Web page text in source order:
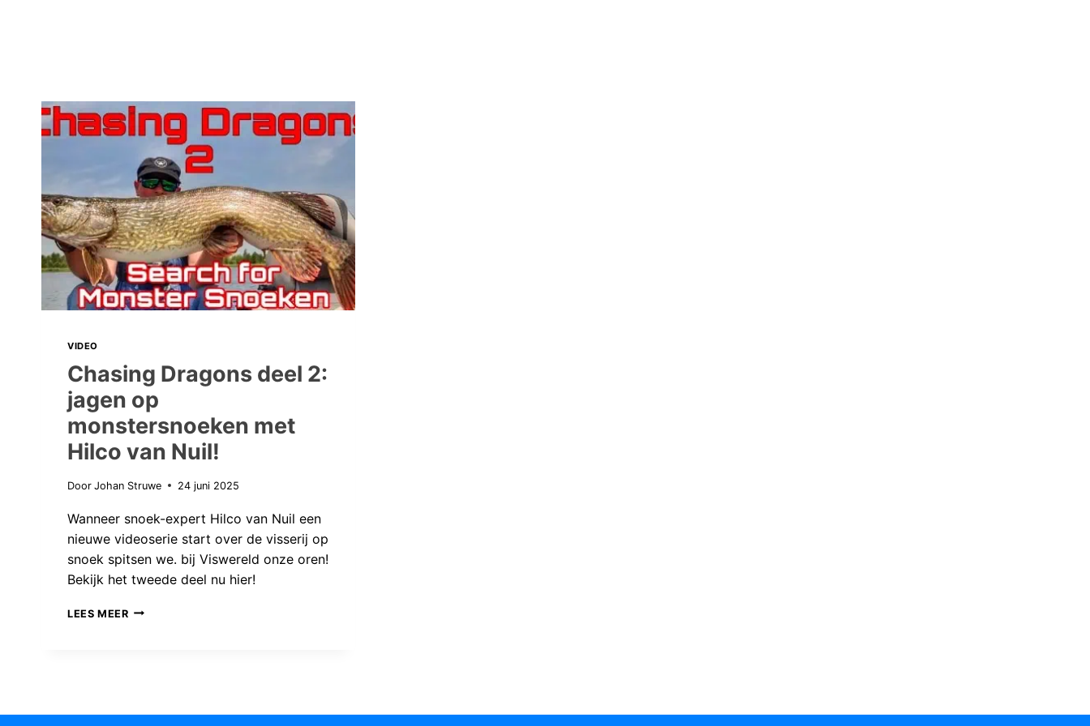
VIDEO
Chasing Dragons deel 2:
jagen op
monstersnoeken met
Hilco van Nuil!
Door Johan Struwe 24 juni 2025
Wanneer snoek-expert Hilco van Nuil een
nieuwe videoserie start over de visserij op
snoek spitsen we. bij Viswereld onze oren!
Bekijk het tweede deel nu hier!
LEES MEERCHASING
OP